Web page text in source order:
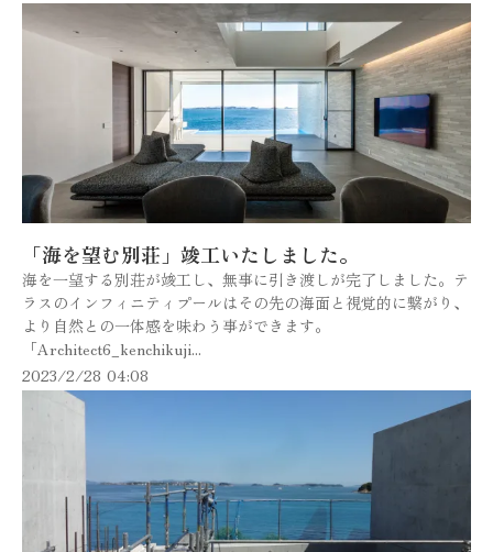
「海を望む別荘」竣工いたしました。
海を一望する別荘が竣工し、無事に引き渡しが完了しました。テ
ラスのインフィニティプールはその先の海面と視覚的に繋がり、
より自然との一体感を味わう事ができます。
「Architect6_kenchikuji...
2023/2/28 04:08